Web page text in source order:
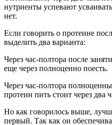
нутриенты успевают
нет.
Если говорить о протеине
выделить два варианта:
Через час-полтора после
еще через полноценно поесть.
Через час-полтора
протеин пить стоит через два
Но как говорилось выше,
первый. Так как он